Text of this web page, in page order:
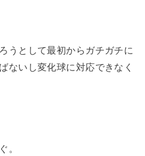
うとして最初からガチガチに
ないし変化球に対応できなく
。